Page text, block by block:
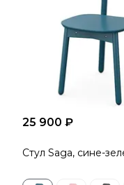
25 900 ₽
Стул Saga, сине-